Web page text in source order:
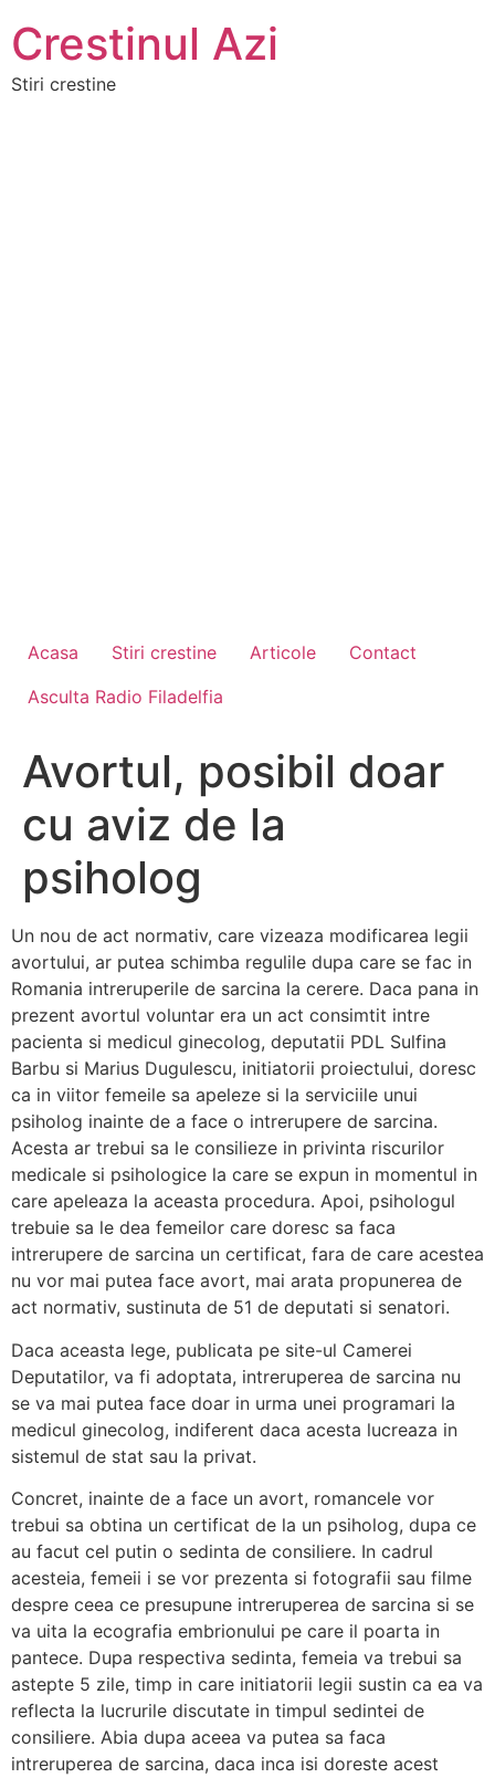
Crestinul Azi
Stiri crestine
Acasa Stiri crestine Articole
Contact
Asculta Radio Filadelfia
Avortul, posibil doar
cu aviz de la
psiholog
Un nou de act normativ, care vizeaza modificarea legii
avortului, ar putea schimba regulile dupa care se fac in
Romania intreruperile de sarcina la cerere. Daca pana in
prezent avortul voluntar era un act consimtit intre
pacienta si medicul ginecolog, deputatii PDL Sulfina
Barbu si Marius Dugulescu, initiatorii proiectului, doresc
ca in viitor femeile sa apeleze si la serviciile unui
psiholog inainte de a face o intrerupere de sarcina.
Acesta ar trebui sa le consilieze in privinta riscurilor
medicale si psihologice la care se expun in momentul in
care apeleaza la aceasta procedura. Apoi, psihologul
trebuie sa le dea femeilor care doresc sa faca
intrerupere de sarcina un certificat, fara de care acestea
nu vor mai putea face avort, mai arata propunerea de
act normativ, sustinuta de 51 de deputati si senatori.
Daca aceasta lege, publicata pe site-ul Camerei
Deputatilor, va fi adoptata, intreruperea de sarcina nu
se va mai putea face doar in urma unei programari la
medicul ginecolog, indiferent daca acesta lucreaza in
sistemul de stat sau la privat.
Concret, inainte de a face un avort, romancele vor
trebui sa obtina un certificat de la un psiholog, dupa ce
au facut cel putin o sedinta de consiliere. In cadrul
acesteia, femeii i se vor prezenta si fotografii sau filme
despre ceea ce presupune intreruperea de sarcina si se
va uita la ecografia embrionului pe care il poarta in
pantece. Dupa respectiva sedinta, femeia va trebui sa
astepte 5 zile, timp in care initiatorii legii sustin ca ea va
reflecta la lucrurile discutate in timpul sedintei de
consiliere. Abia dupa aceea va putea sa faca
intreruperea de sarcina, daca inca isi doreste acest